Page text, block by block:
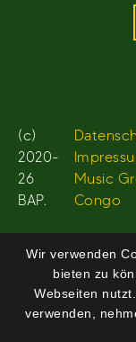
(c)
2020-
26
BAP.
Music
Congo
Wir verwenden
bieten zu
Webseiten
verwenden,